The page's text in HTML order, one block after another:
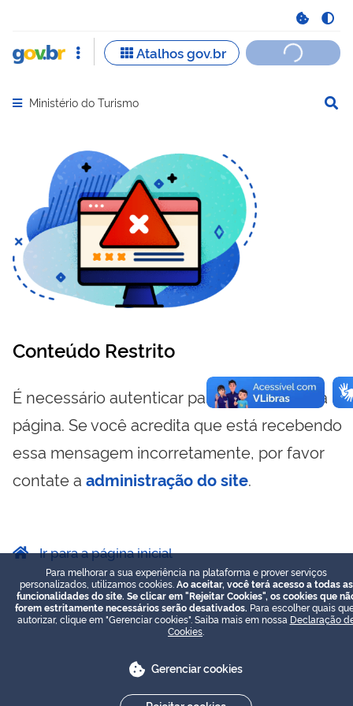
Abrir menu principal de navegação
Ministério do Turismo
Conteúdo Restrito
É necessário autenticar para visualizar essa
página. Se você acredita que está recebendo
essa mensagem incorretamente, por favor
contate a administração do site.
Ir para a página inicial
Para melhorar a sua experiência na plataforma e prover serviços
personalizados, utilizamos cookies. Ao aceitar, você terá acesso a todas as
funcionalidades do site. Se clicar em "Rejeitar Cookies", os cookies que
forem estritamente necessários serão desativados. Para escolher quais
autorizar, clique em "Gerenciar cookies". Saiba mais em nossa Declaração
Cookies
Gerenciar cookies